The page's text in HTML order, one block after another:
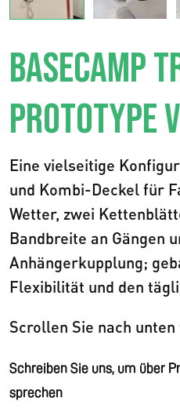
BASECAMP
PROTOTYPE
Eine vielseitige
und Kombi-Deckel für
Wetter, zwei
Bandbreite an Gängen
Anhängerkupplung;
Flexibilität und den
Scrollen Sie nach
Schreiben Sie uns, um über
sprechen